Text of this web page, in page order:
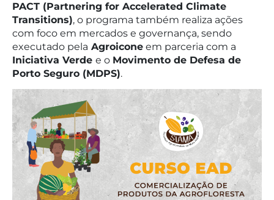
PACT (Partnering for Accelerated Climate
Transitions), o programa também realiza ações
com foco em mercados e governança, sendo
executado pela Agroicone em parceria com a
Iniciativa Verde e o Movimento de Defesa de
Porto Seguro (MDPS).